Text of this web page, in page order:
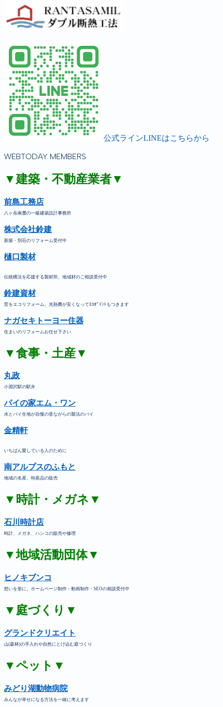
公式ラインLINEはこちらから
WEBTODAY MEMBERS
▼建築・不動産業者▼
前島工務店
八ヶ岳南麓の一級建築設計事務所
株式会社鈴建
新築・別荘のリフォーム受付中
樋口製材
伝統構法を応援する製材所。地域材のご相談受付中
鈴建資材
窓をエコリフォーム。光熱費が安くなってｴｺﾎﾟｲﾝﾄもつきます
ナガセキトーヨー住器
住まいのリフォームお任せ下さい
▼食事・土産▼
丸政
小淵沢駅の駅弁
パイの家エム・ワン
水とパイ生地が自慢の昔ながらの製法のパイ
金精軒
いちばん愛している人のために
南アルプスのふもと
地域の名産、特産品の販売
▼時計・メガネ▼
石川時計店
時計、メガネ、ハンコの販売や修理
▼地域活動団体▼
ヒノキブンコ
想いを形に。ホームページ制作・動画制作・SEOの相談受付中
▼庭づくり▼
グランドクリエイト
山(森林)の手入れや自然にとけ込む庭づくり
▼ペット▼
みどり湖動物病院
みんなが幸せになる方法を一緒に考えます